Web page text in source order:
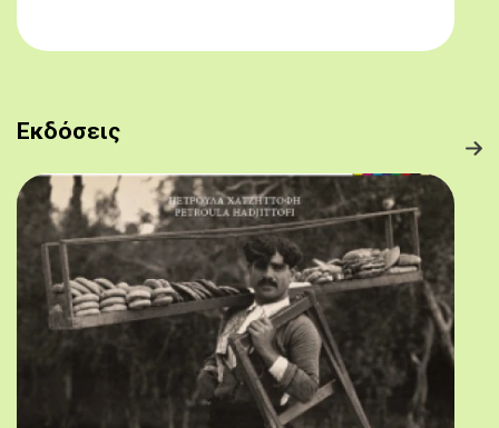
Μαργαρίτα Αντωνίου, Δημοτικό Σχολείο
Βορόκληνης (Το κυπριακό παραδοσιακό
πρόγευμα)
Εκδόσεις